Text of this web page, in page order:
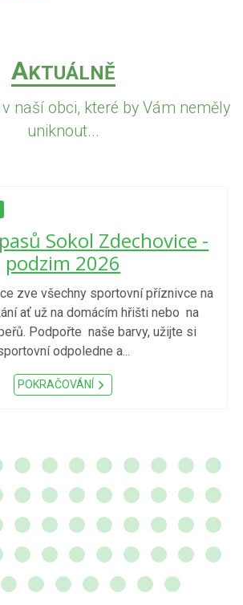
AKTUÁLNĚ
naší obci, které by Vám neměly
uniknout...
Sokol Zdechovice -
podzim 2026
zve všechny sportovní příznivce na
ať už na domácím hřišti nebo na
Podpořte naše barvy, užijte si
odpoledne a...
POKRAČOVÁNÍ